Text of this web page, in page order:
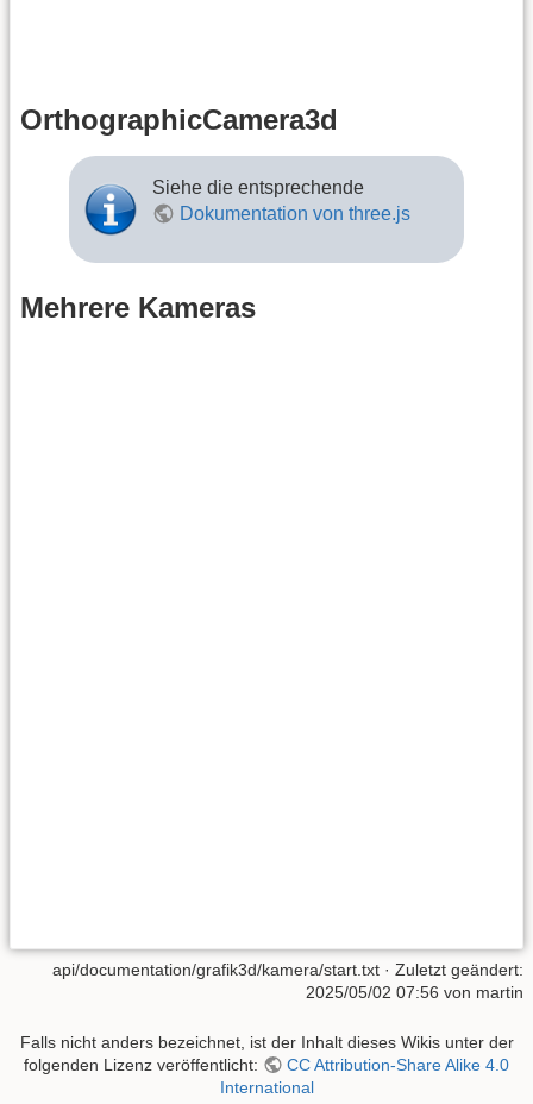
OrthographicCamera3d
Siehe die entsprechende
Dokumentation von three.js
Mehrere Kameras
api/documentation/grafik3d/kamera/start.txt · Zuletzt geändert:
2025/05/02 07:56 von martin
Falls nicht anders bezeichnet, ist der Inhalt dieses Wikis unter der
folgenden Lizenz veröffentlicht:
CC Attribution-Share Alike 4.0
International